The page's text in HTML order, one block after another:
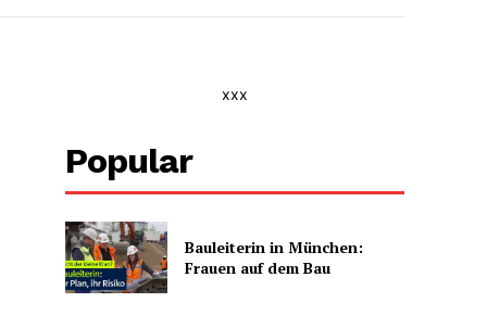
xxx
Popular
Bauleiterin in München:
Frauen auf dem Bau